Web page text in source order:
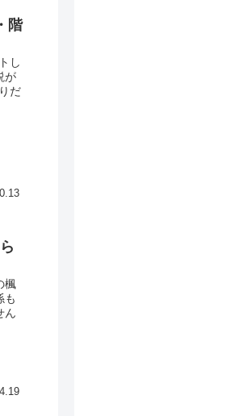
階
し
が
だ
楓
も
ん